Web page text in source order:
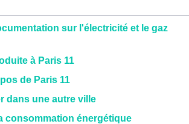
sur l'électricité et le gaz
à Paris 11
de Paris 11
dans une autre ville
consommation énergétique